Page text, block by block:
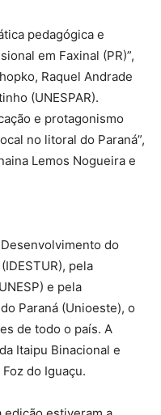
pedagógica e
em Faxinal (PR)”,
Raquel Andrade
(UNESPAR).
e protagonismo
no litoral do Paraná”,
Lemos Nogueira e
do
pela
e pela
Paraná (Unioeste), o
de todo o país. A
Itaipu Binacional e
do Iguaçu.